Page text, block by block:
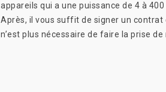
appareils qui a une puissance de 4 à
Après, il vous suffit de signer un contrat
n’est plus nécessaire de faire la prise